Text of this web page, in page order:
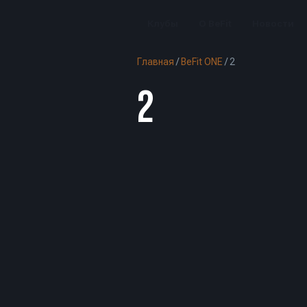
Главная / BeFit ONE /2
2